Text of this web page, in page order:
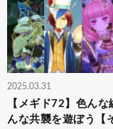
2025.03.31
【メギド72】色んな
んな共襲を遊ぼう【